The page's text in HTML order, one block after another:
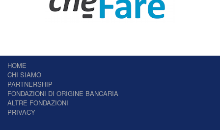
HOME
CHI SIAMO
PARTNERSHIP
FONDAZIONI DI ORIGINE BANCARIA
ALTRE FONDAZIONI
PRIVACY